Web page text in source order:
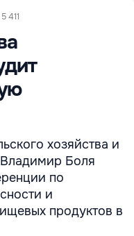
5 411
хозяйства и
Боля
по
и
продуктов в